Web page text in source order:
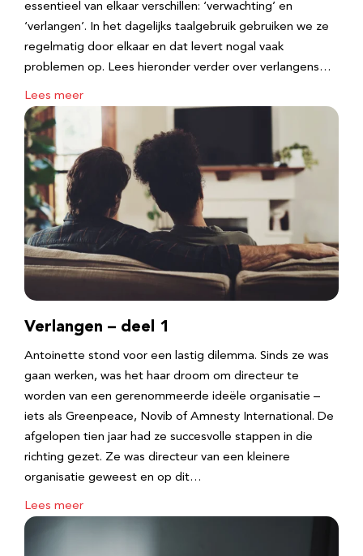
essentieel van elkaar verschillen: ‘verwachting’ en
‘verlangen’. In het dagelijks taalgebruik gebruiken we ze
regelmatig door elkaar en dat levert nogal vaak
problemen op. Lees hieronder verder over verlangens…
Lees meer
Verlangen – deel 1
Antoinette stond voor een lastig dilemma. Sinds ze was
gaan werken, was het haar droom om directeur te
worden van een gerenommeerde ideële organisatie –
iets als Greenpeace, Novib of Amnesty International. De
afgelopen tien jaar had ze succesvolle stappen in die
richting gezet. Ze was directeur van een kleinere
organisatie geweest en op dit…
Lees meer